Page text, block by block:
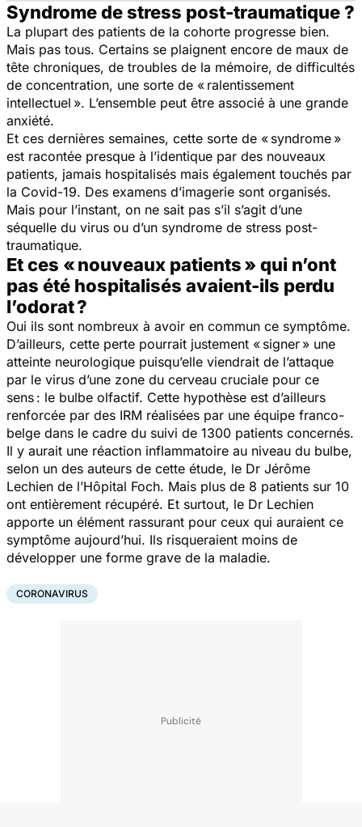
Syndrome de stress post-traumatique ?
La plupart des patients de la cohorte progresse bien.
Mais pas tous. Certains se plaignent encore de maux de
tête chroniques, de troubles de la mémoire, de difficultés
de concentration, une sorte de « ralentissement
intellectuel ». L’ensemble peut être associé à une grande
anxiété.
Et ces dernières semaines, cette sorte de « syndrome »
est racontée presque à l’identique par des nouveaux
patients, jamais hospitalisés mais également touchés par
la Covid-19. Des examens d’imagerie sont organisés.
Mais pour l’instant, on ne sait pas s’il s’agit d’une
séquelle du virus ou d’un syndrome de stress post-
traumatique.
Et ces « nouveaux patients » qui n’ont
pas été hospitalisés avaient-ils perdu
l’odorat ?
Oui ils sont nombreux à avoir en commun ce symptôme.
D’ailleurs, cette perte pourrait justement « signer » une
atteinte neurologique puisqu’elle viendrait de l’attaque
par le virus d’une zone du cerveau cruciale pour ce
sens : le bulbe olfactif. Cette hypothèse est d’ailleurs
renforcée par des IRM réalisées par une équipe franco-
belge dans le cadre du suivi de 1300 patients concernés.
Il y aurait une réaction inflammatoire au niveau du bulbe,
selon un des auteurs de cette étude, le Dr Jérôme
Lechien de l’Hôpital Foch. Mais plus de 8 patients sur 10
ont entièrement récupéré. Et surtout, le Dr Lechien
apporte un élément rassurant pour ceux qui auraient ce
symptôme aujourd’hui. Ils risqueraient moins de
développer une forme grave de la maladie.
CORONAVIRUS